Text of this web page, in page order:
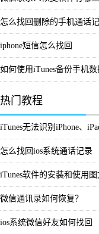
怎么找回删除的手机通话
iphone短信怎么找回
如何使用iTunes备份手机数
热门教程
iTunes无法识别iPhone、
怎么找回ios系统通话记录
iTunes软件的安装和使用
微信通讯录如何恢复？
ios系统微信好友如何找回